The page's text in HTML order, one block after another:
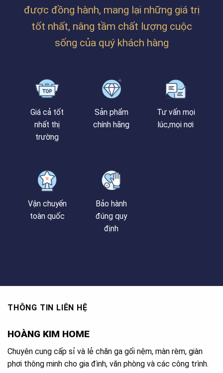
được đồng hành, mang lại những giá trị
tốt nhất, nâng tầm chất lượng cuộc
sống của quý khách hàng
Giá cả tốt
nhất thị
trường
Sản phẩm
chính hãng
Tư vấn mọi
lúc,mọi nơi
Vận chuyển
toàn quốc
Bảo hành
đúng quy
định
THÔNG TIN LIÊN HỆ
HOÀNG KIM HOME
Chuyên cung cấp sỉ và lẻ chăn ga gối nệm, màn rèm, giàn
phơi thông minh cho gia đình, văn phòng và các công trình.